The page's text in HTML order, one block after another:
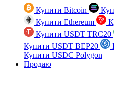
Купити Bitcoin
Купити Ethereum
Купити USDT TRC20
Купити USDT BEP20
Купити USDC Polygon
Продаю